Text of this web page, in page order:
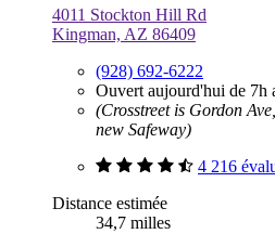
4011 Stockton Hill Rd
Kingman, AZ 86409
(928) 692-6222
Ouvert aujourd'hui de 7h
(Crosstreet is Gordon
new Safeway)
4 216
Distance estimée
34,7 milles